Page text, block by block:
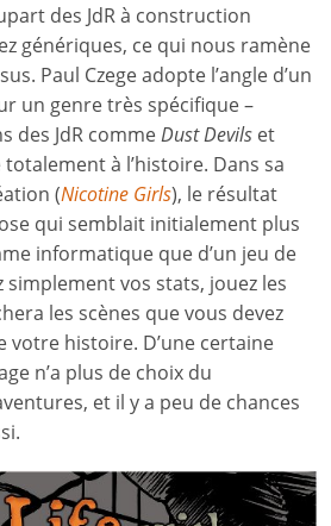
des JdR à construction
génériques, ce qui nous ramène
Paul Czege adopte l’angle d’un
un genre très spécifique –
des JdR commeDust Devils et
totalement à l’histoire. Dans sa
(Nicotine Girls), le résultat
qui semblait initialement plus
informatique que d’un jeu de
simplement vos stats, jouez les
les scènes que vous devez
votre histoire. D’une certaine
n’a plus de choix du
et il y a peu de chances